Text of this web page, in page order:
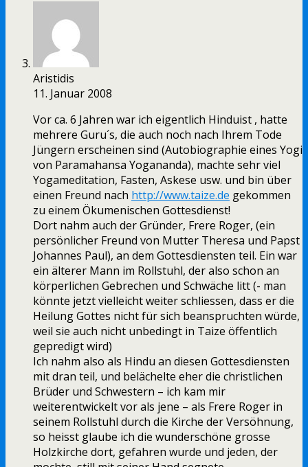
Aristidis
11. Januar 2008
Vor ca. 6 Jahren war ich eigentlich Hinduist , hatte
mehrere Guru´s, die auch noch nach Ihrem Tode
Jüngern erscheinen sind (Autobiographie eines Yogi
von Paramahansa Yogananda), machte sehr viel
Yogameditation, Fasten, Askese usw. und bin über
einen Freund nach http://www.taize.de gekommen
zu einem Ökumenischen Gottesdienst!
Dort nahm auch der Gründer, Frere Roger, (ein
persönlicher Freund von Mutter Theresa und Papst
Johannes Paul), an dem Gottesdiensten teil. Ein war
ein älterer Mann im Rollstuhl, der also schon an
körperlichen Gebrechen und Schwäche litt (- man
könnte jetzt vielleicht weiter schliessen, dass er die
Heilung Gottes nicht für sich beanspruchten würde,
weil sie auch nicht unbedingt in Taize öffentlich
gepredigt wird)
Ich nahm also als Hindu an diesen Gottesdiensten
mit dran teil, und belächelte eher die christlichen
Brüder und Schwestern – ich kam mir
weiterentwickelt vor als jene – als Frere Roger in
seinem Rollstuhl durch die Kirche der Versöhnung,
so heisst glaube ich die wunderschöne grosse
Holzkirche dort, gefahren wurde und jeden, der